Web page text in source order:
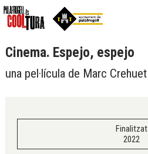
Cinema. Espejo, espejo
una pel·lícula de Marc Crehuet
Finalitzat
2022